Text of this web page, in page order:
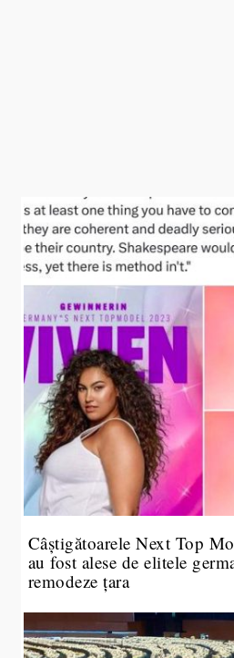
Câștigătoarele Next Top
au fost alese de elitele
remodeze țara